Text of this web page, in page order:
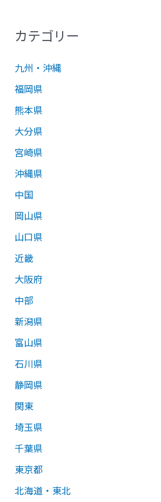
カテゴリー
九州・沖縄
福岡県
熊本県
大分県
宮崎県
沖縄県
中国
岡山県
山口県
近畿
大阪府
中部
新潟県
富山県
石川県
静岡県
関東
埼玉県
千葉県
東京都
北海道・東北